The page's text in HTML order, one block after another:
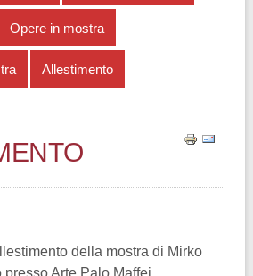
Opere in mostra
Allestimento
della mostra di Mirko
presso Arte Palo Maffei